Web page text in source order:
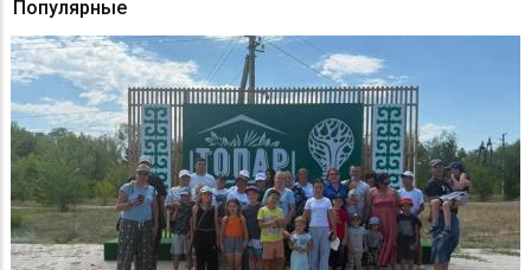
Популярные